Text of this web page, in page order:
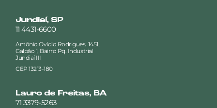
Jundiaí, SP
11 4431-6600
Antônio Ovídio Rodrigues, 1451,
Galpão 1, Bairro Pq. Industrial
Jundiaí III
CEP 13213-180
Lauro de Freitas, BA
71 3379-5263